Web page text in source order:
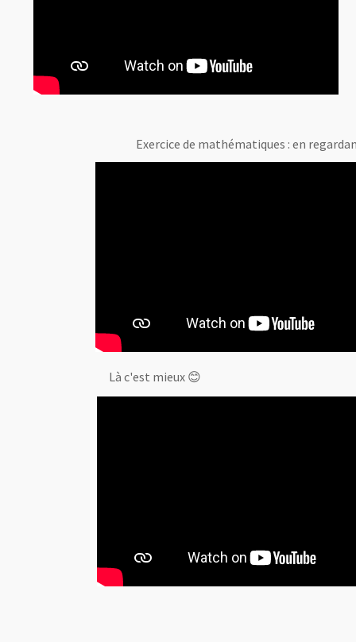
Exercice de mathématiques : en
Là c'est mieux 😊